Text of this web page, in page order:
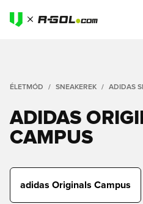
ÉLETMÓD SNEAKEREK ADIDAS
ADIDAS
CAMPUS
adidas Originals Campus